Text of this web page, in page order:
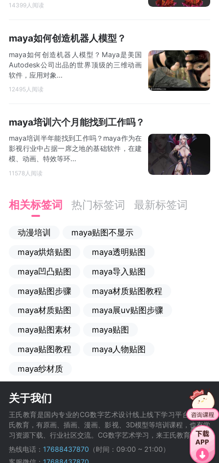
14399人阅读
maya如何创造机器人模型？
maya如何创造机器人模型？Maya是美国
Autodesk公司出品的世界顶级的三维动画
软件，应用对象...
12495人阅读
maya培训六个月能找到工作吗？
maya培训半年能找到工作吗？maya作为在
影视行业中占据一席之地的基础软件，在建
模、动画、特效等环...
11578人阅读
相关标签词 热门标签词 最新标签词
动漫培训
maya贴图不显示
maya烘焙贴图
maya透明贴图
maya凹凸贴图
maya导入贴图
maya贴图步骤
maya材质贴图教程
maya材质贴图
maya展uv贴图步骤
maya贴图素材
maya贴图
maya贴图教程
maya人物贴图
maya纱材质
关于我们
王氏教育是国内专业的CG数字艺术设计线上线下学习平台，在王
氏教育，有原画、插画、漫画、影视、3D模型等培训课程，也有学
习资源下载、行业社区交流。CG数字艺术学习，来王氏教育。
热线电话： 17688437870 （时间：09:00 ~ 21:00）